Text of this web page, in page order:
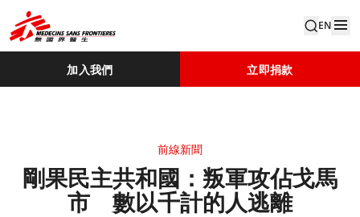
EN
加入我們 立即捐款
前線新聞
剛果民主共和國：叛軍攻佔戈馬
市 數以千計的人逃離